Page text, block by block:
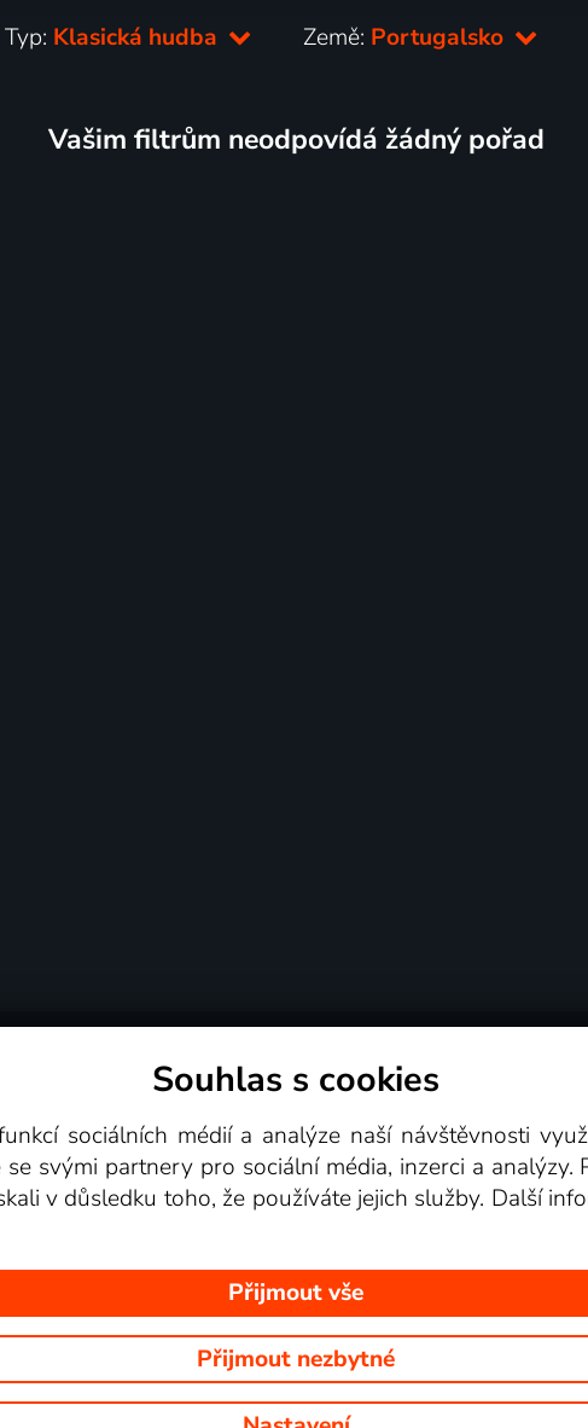
Typ: Klasická hudba Země: Portugalsko
Vašim filtrům neodpovídá žádný pořad
Videotéka
Na tomto webu jsou zobrazovány obrázky z pořadů TV stanic, které
Souhlas s cookies
sociálních médií a analýze naší návštěvnosti
svými partnery pro sociální média, inzerci a
v důsledku toho, že používáte jejich služby. Další
Přijmout vše
Přijmout nezbytné